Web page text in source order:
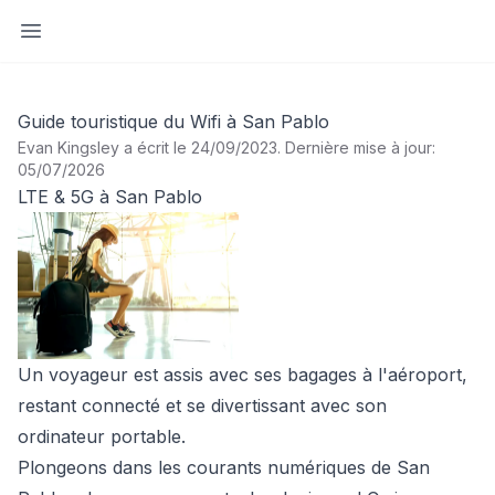
Ouvrir la barre latérale
Guide touristique du Wifi à San Pablo
Evan Kingsley a écrit le 24/09/2023. Dernière mise à jour:
05/07/2026
LTE & 5G à San Pablo
Un voyageur est assis avec ses bagages à l'aéroport,
restant connecté et se divertissant avec son
ordinateur portable.
Plongeons dans les courants numériques de San